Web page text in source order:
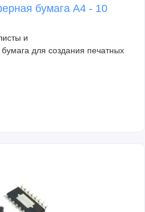
бумага А4 - 10
и
для создания печатных